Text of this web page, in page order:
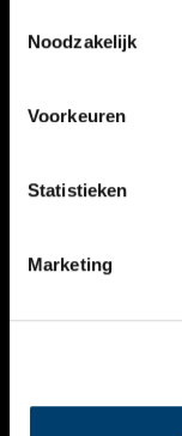
Noodzakelijk
Voorkeuren
Statistieken
Marketing
VERHALEN
KALENDER
THEMA’S
VIDEO’S
CONTACT